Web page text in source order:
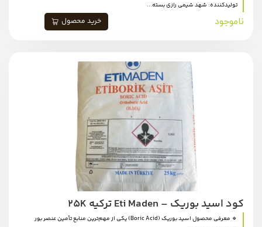
تولیدکننده: شهد شیمی رازی بسته...
ناموجود خرید محصول
کود اسید بوریک – Eti Maden ترکیه 25K
🔹 معرفی محصول اسید بوریک (Boric Acid) یکی از مهم‌ترین منابع تأمین عنصر بور